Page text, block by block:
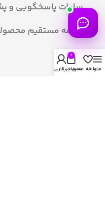
ساعات پاسخگویی و
عرضه مستقیم
منوعلاقه مندی
0
سبد خرید
حساب کاربری من